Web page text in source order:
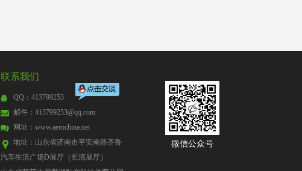
联系我们
QQ：413799253
邮件：413799253@qq.com
网址： www.aerochina.net
地址：山东省济南市平安南路齐鲁
汽车生活广场D展厅（长清展厅）
微信公众号